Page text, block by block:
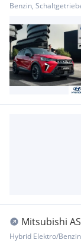
Benzin,
Mitsubishi
26,5
Hybrid Elektro/